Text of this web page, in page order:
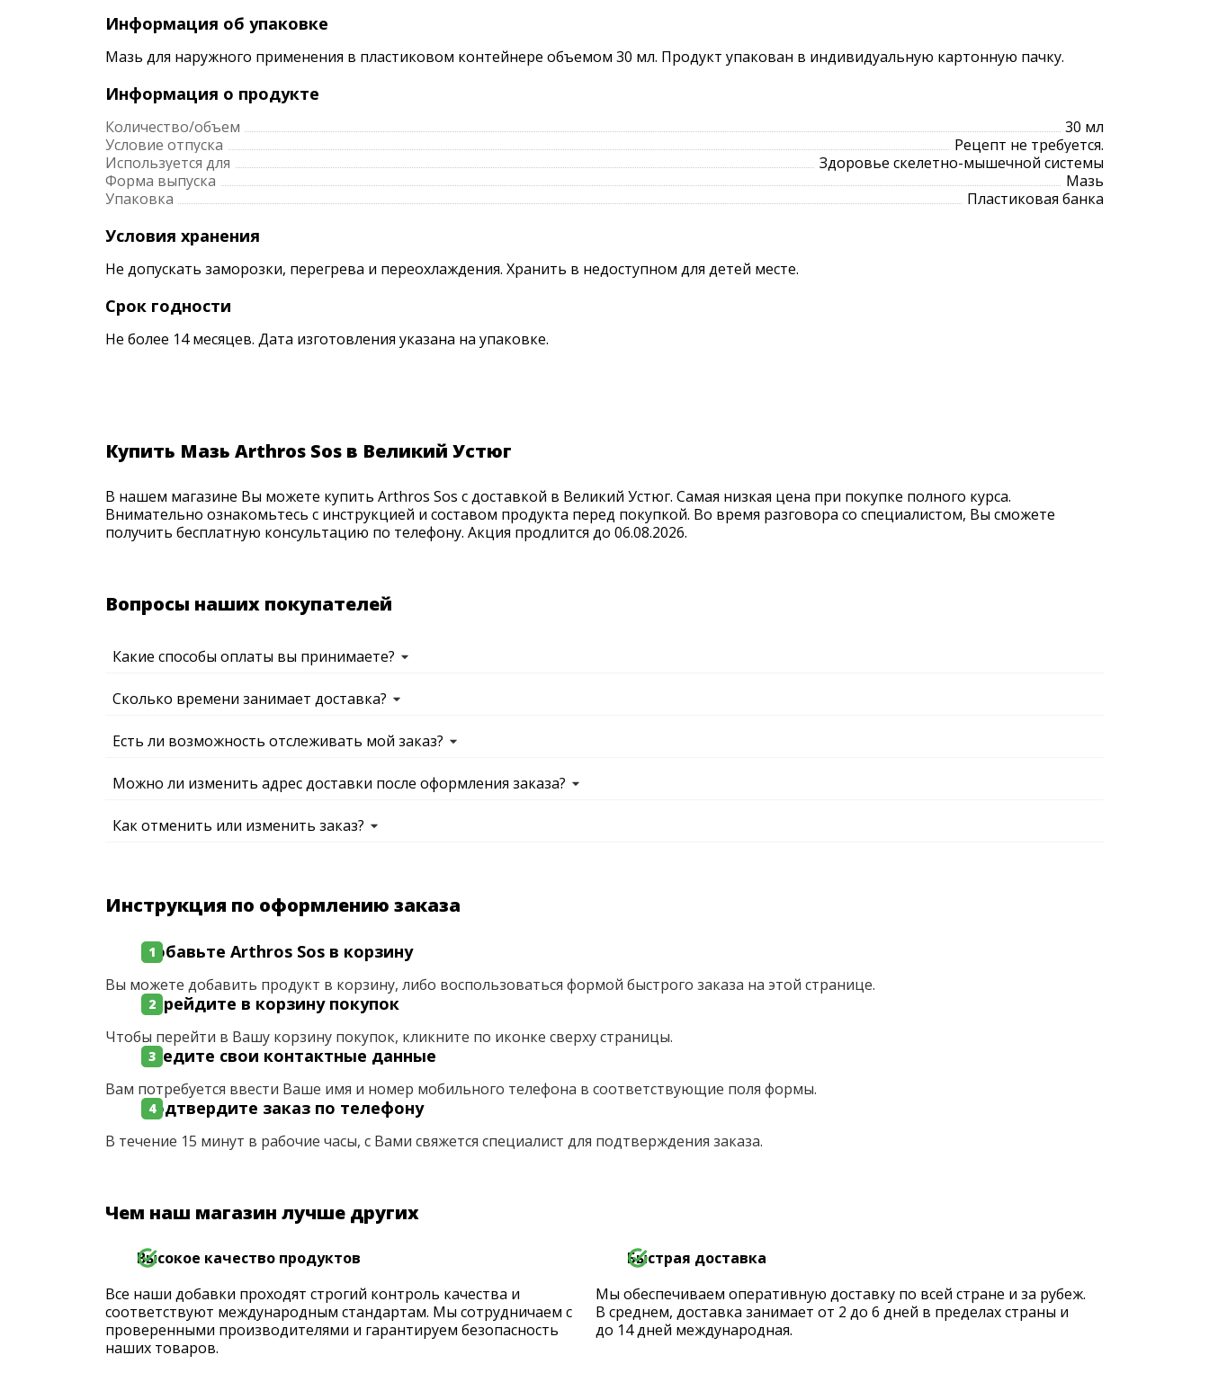
Информация об упаковке
Мазь для наружного применения в пластиковом контейнере объемом 30 мл. Продукт упакован в индивидуальную картонную пачку.
Информация о продукте
Количество/объем
30 мл
Условие отпуска
Рецепт не требуется.
Используется для
Здоровье скелетно-мышечной системы
Форма выпуска
Мазь
Упаковка
Пластиковая банка
Условия хранения
Не допускать заморозки, перегрева и переохлаждения. Хранить в недоступном для детей месте.
Срок годности
Не более 14 месяцев. Дата изготовления указана на упаковке.
Купить Мазь Arthros Sos в Великий Устюг
В нашем магазине Вы можете купить Arthros Sos с доставкой в Великий Устюг. Самая низкая цена при покупке полного курса.
Внимательно ознакомьтесь с инструкцией и составом продукта перед покупкой. Во время разговора со специалистом, Вы сможете
получить бесплатную консультацию по телефону. Акция продлится до 06.08.2026.
Вопросы наших покупателей
Какие способы оплаты вы принимаете?
Сколько времени занимает доставка?
Есть ли возможность отслеживать мой заказ?
Можно ли изменить адрес доставки после оформления заказа?
Как отменить или изменить заказ?
Инструкция по оформлению заказа
Добавьте Arthros Sos в корзину
Вы можете добавить продукт в корзину, либо воспользоваться формой быстрого заказа на этой странице.
Перейдите в корзину покупок
Чтобы перейти в Вашу корзину покупок, кликните по иконке сверху страницы.
Введите свои контактные данные
Вам потребуется ввести Ваше имя и номер мобильного телефона в соответствующие поля формы.
Подтвердите заказ по телефону
В течение 15 минут в рабочие часы, с Вами свяжется специалист для подтверждения заказа.
Чем наш магазин лучше других
Высокое качество продуктов
Все наши добавки проходят строгий контроль качества и
соответствуют международным стандартам. Мы сотрудничаем с
проверенными производителями и гарантируем безопасность
наших товаров.
Быстрая доставка
Мы обеспечиваем оперативную доставку по всей стране и за рубеж.
В среднем, доставка занимает от 2 до 6 дней в пределах страны и
до 14 дней международная.